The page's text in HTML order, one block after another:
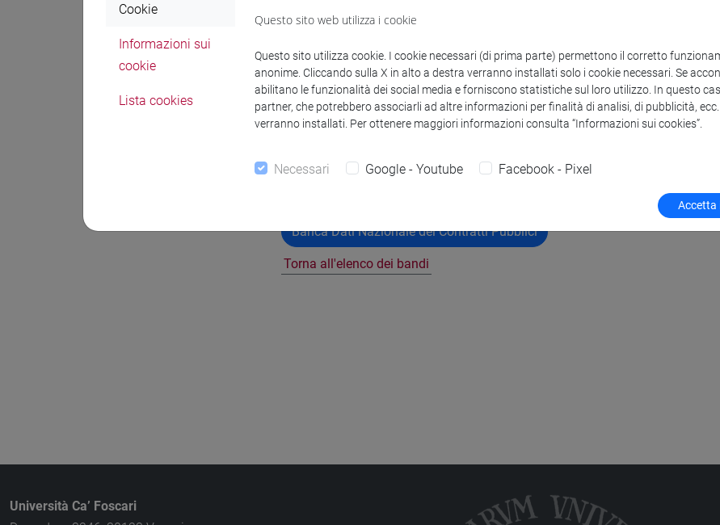
Documenti collegati al bando
copertina.pdf
Banca Dati Nazionale dei Contratti Pubblici
Torna all'elenco dei bandi
Università Ca’ Foscari
Cookie
Informazioni sui
cookie
Lista cookies
Questo sito web utilizza i cookie
Questo sito utilizza cookie. I cookie necessari (di prima parte) permettono il corretto
anonime. Cliccando sulla X in alto a destra verranno installati solo i cookie necessari. Se
abilitano le funzionalità dei social media e forniscono statistiche sul loro utilizzo. In questo
partner, che potrebbero associarli ad altre informazioni per finalità di analisi, di pubblicità,
verranno installati. Per ottenere maggiori informazioni consulta “Informazioni sui cookies”.
Necessari Google - Youtube Facebook - Pixel
Accetta